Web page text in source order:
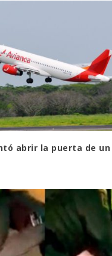
abrir la puerta de un